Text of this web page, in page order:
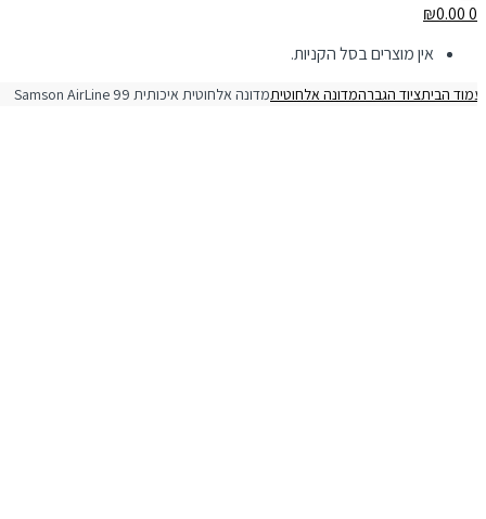
₪0.00
אין מוצרים בסל הקניות.
הביתציוד הגברהמדונה אלחוטיתמדונה אלחוטית איכותית Samson AirLine 99